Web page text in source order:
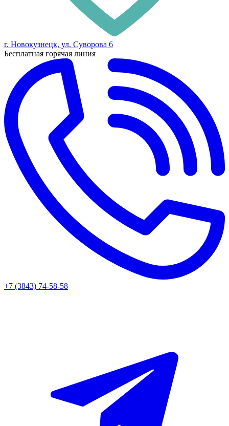
г. Новокузнецк, ул. Суворова 6
Бесплатная горячая линия
+7 (3843) 74-58-58